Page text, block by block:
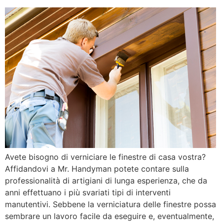
Avete bisogno di verniciare le finestre di casa vostra?
Affidandovi a Mr. Handyman potete contare sulla
professionalità di artigiani di lunga esperienza, che da
anni effettuano i più svariati tipi di interventi
manutentivi. Sebbene la verniciatura delle finestre possa
sembrare un lavoro facile da eseguire e, eventualmente,